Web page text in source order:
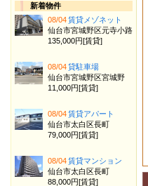
新着物件
08/04賃貸メゾネット
仙台市宮城野区元寺小路
135,000円[賃貸]
08/04貸駐車場
仙台市宮城野区宮城野
11,000円[賃貸]
08/04賃貸アパート
仙台市太白区長町
79,000円[賃貸]
08/04賃貸マンション
仙台市太白区長町
88,000円[賃貸]